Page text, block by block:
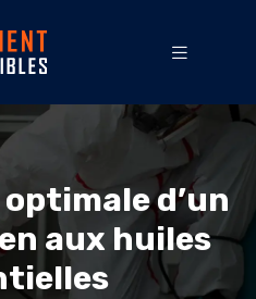
d’un
aux huiles